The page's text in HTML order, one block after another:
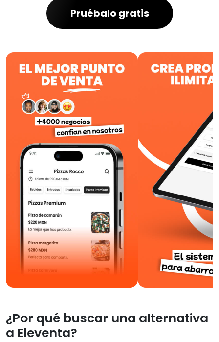
Pruébalo gratis
¿Por qué buscar una alternativa
a Eleventa?